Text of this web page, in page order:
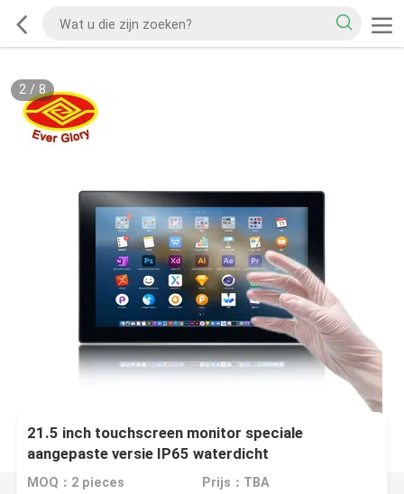
2/ 8
21.5 inch touchscreen monitor speciale
aangepaste versie IP65 waterdicht
MOQ：2 pieces Prijs：TBA